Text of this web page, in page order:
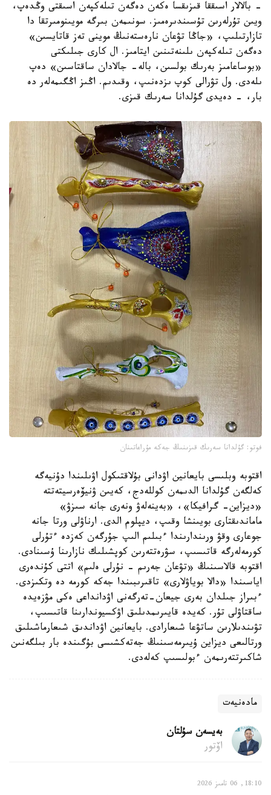
- بالالار اسىققا قىزىقسا ەكەن دەگەن تىلەكپەن اسىقتى وڭدەپ،
ويىن تۇرلەرىن تۇسىندىرەمىز. سونىمەن بىرگە مويىنومىرتقا دا
تازارتىلىپ، «جاڭا تۋعان نارەستەنىڭ موينى تەز قاتايسىن»
دەگەن تىلەكپەن ىلىنەتىنىن ايتامىز. ال كارى جىلىكتى
«بوساعامىز بەرىك بولسىن، بالە- جالادان ساقتاسىن» دەپ
ىلەدى. ول تۋرالى كوپ ىزدەنىپ، وقىدىم. اڭىز اڭگىمەلەر دە
بار، - دەيدى گۇلدانا سەرىك قىزى.
فوتو: گۇلدانا سەرىك قىزىنىڭ جەكە مۇراعاتىنان
اقتوبە وبلىسى بايعانين اۋدانى بۇلاقتىكول اۋىلىندا دۇنيەگە
كەلگەن گۇلدانا الدىمەن كوللەدج، كەيىن ۋنيۆەرسيتەتتە
«ديزاين- گرافيكا»، «بەينەلەۋ ونەرى جانە سىزۋ»
ماماندىقتارى بويىنشا وقىپ، ديپلوم الدى. ارناۋلى ورتا جانە
جوعارى وقۋ ورىندارىندا ءبىلىم الىپ جۇرگەن كەزدە ءتۇرلى
كورمەلەرگە قاتىسىپ، سۋرەتتەرىن كوپشىلىك نازارىنا ۇسىنادى.
اقتوبە قالاسىنىڭ «تۋعان جەرىم - نۇرلى ەلىم» اتتى كۇندەرى
اياسىندا «دالا بوياۋلارى» تاقىرىبىندا جەكە كورمە دە وتكىزدى.
ءبىراز جىلدان بەرى جيعان-تەرگەنى اۋدانداعى ەكى مۋزەيدە
ساقتاۋلى تۇر. كەيدە قايىرىمدىلىق اۋكسيوندارىنا قاتىسىپ،
تۋىندىلارىن ساتۋعا شىعارادى. بايعانين اۋداندىق شىعارماشىلىق
ورتالىعى ديزاين ۇيىرمەسىنىڭ جەتەكشىسى بۇگىندە بار بىلگەنىن
شاكىرتتەرىمەن ءبولىسىپ كەلەدى.
مادەنيەت
بەيسەن سۇلتان
اۆتور
18:10, 06 تامىز 2026